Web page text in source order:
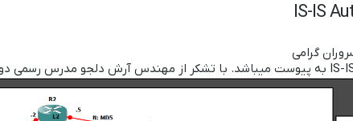
گرامی